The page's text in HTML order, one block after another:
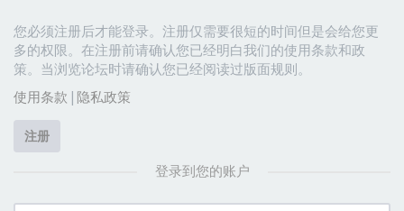
您必须注册后才能登录。注册仅需要很短的时间但是会给您更
多的权限。在注册前请确认您已经明白我们的使用条款和政
策。当浏览论坛时请确认您已经阅读过版面规则。
使用条款 | 隐私政策
注册
登录到您的账户